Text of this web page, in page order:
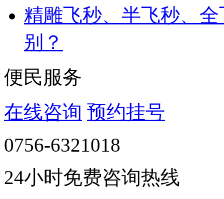
精雕飞秒、半飞秒、
别？
便民服务
在线咨询 预约挂号
0756-6321018
24小时免费咨询热线